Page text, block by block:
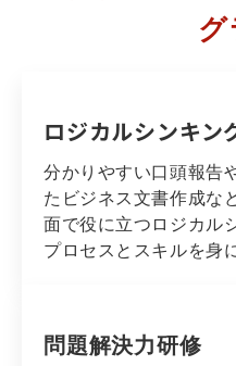
ロジカルシンキン
分かりやすい口頭報告
たビジネス文書作成な
面で役に立つロジカル
プロセスとスキルを身
問題解決力研修